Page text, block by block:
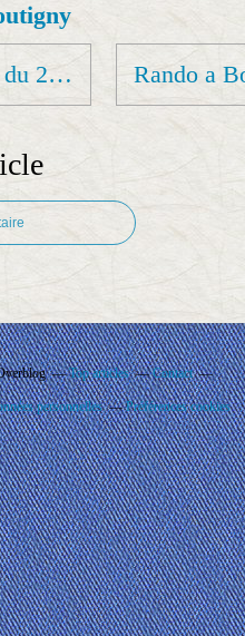
Rando d'Orgemont du 25 mars 2025
Top articles Contact
personnelles Préférences cookies